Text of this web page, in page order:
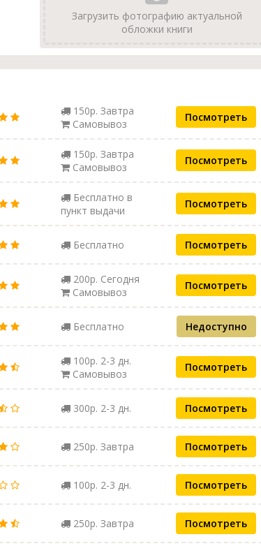
Загрузить фотографию актуальной
обложки книги
150р. Завтра
Самовывоз
Посмотреть
150р. Завтра
Самовывоз
Посмотреть
Бесплатно в
пункт выдачи
Посмотреть
Бесплатно Посмотреть
200р. Сегодня
Самовывоз
Посмотреть
Бесплатно Недоступно
100р. 2-3 дн.
Самовывоз
Посмотреть
300р. 2-3 дн. Посмотреть
250р. Завтра Посмотреть
100р. 2-3 дн. Посмотреть
250р. Завтра Посмотреть